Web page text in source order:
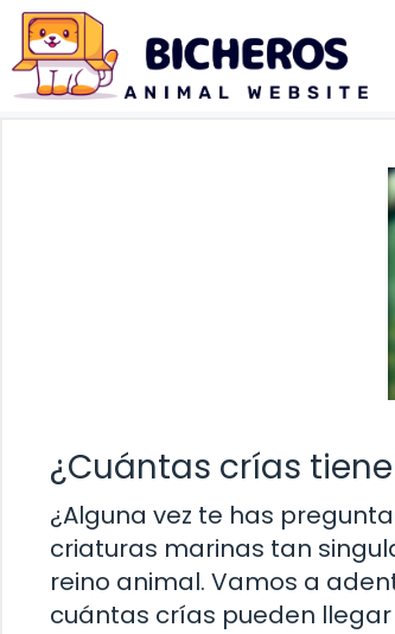
Saltar
contenido
¿Cuántas crías
¿Alguna vez te has
criaturas marinas tan
reino animal. Vamos a
cuántas crías pueden